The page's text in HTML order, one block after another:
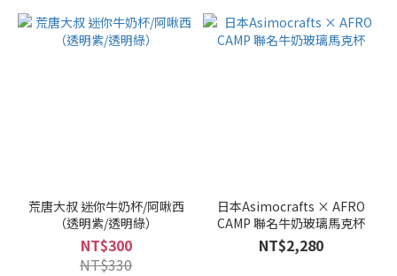
荒唐大叔 迷你牛奶杯/阿啾西
（透明紫/透明綠）
NT$300
NT$330
日本Asimocrafts × AFRO
CAMP 聯名牛奶玻璃馬克杯
NT$2,280